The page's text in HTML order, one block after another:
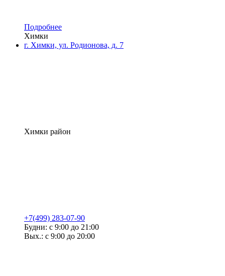
Подробнее
Химки
г. Химки, ул. Родионова, д. 7
Химки район
+7(499) 283-07-90
Будни: с 9:00 до 21:00
Вых.: с 9:00 до 20:00